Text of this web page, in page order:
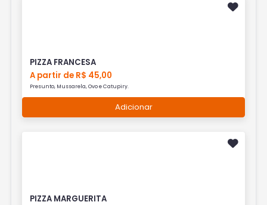
PIZZA FRANCESA
A partir de R$ 45,00
Presunto, Mussarela, Ovo e Catupiry.
Adicionar
PIZZA MARGUERITA